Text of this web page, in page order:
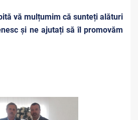
vă mulțumim că sunteți alături
și ne ajutați să îl promovăm